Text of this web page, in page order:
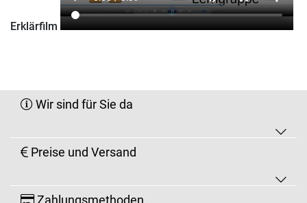
Erklärfilm
Wir sind für Sie da
Preise und Versand
Zahlungsmethoden